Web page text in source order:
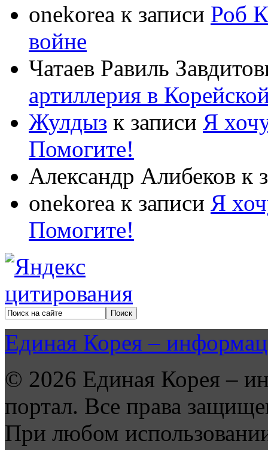
onekorea к записи Роб
войне
Чатаев Равиль
артиллерия в
Жулдыз к записи Я
Помогите!
Александр Алибеков к
onekorea к записи Я
Помогите!
Единая Корея –
© 2026 Единая Корея –
портал. Все права
При любом